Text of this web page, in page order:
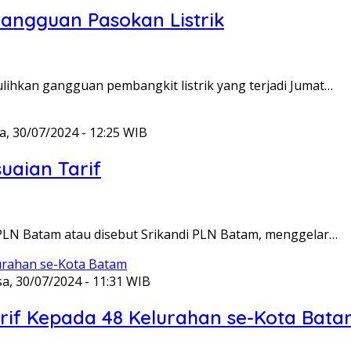
Pasokan Listrik
gangguan pembangkit listrik yang terjadi Jumat…
30/07/2024 - 12:25 WIB
Tarif
Batam atau disebut Srikandi PLN Batam, menggelar…
30/07/2024 - 11:31 WIB
Kepada 48 Kelurahan se-Kota